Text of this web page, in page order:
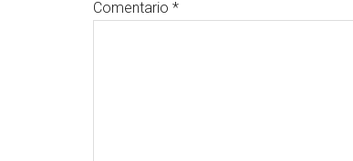
Comentario *